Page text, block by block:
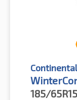
Continental
185/65R15